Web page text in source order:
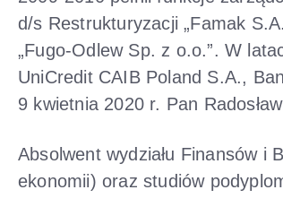
d/s Restrukturyzacji „Famak
„Fugo-Odlew Sp. z o.o.”. W
UniCredit CAIB Poland S.A.,
9 kwietnia 2020 r. Pan
Absolwent wydziału Finansów i
ekonomii) oraz studiów